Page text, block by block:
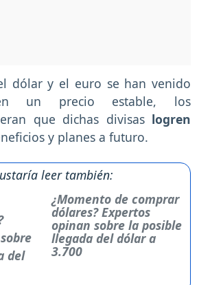
dólar y el euro se han venido
un precio estable, los
que dichas divisas logren
y planes a futuro.
leer también:
¿Momento de comprar
dólares? Expertos
opinan sobre la posible
llegada del dólar a
3.700